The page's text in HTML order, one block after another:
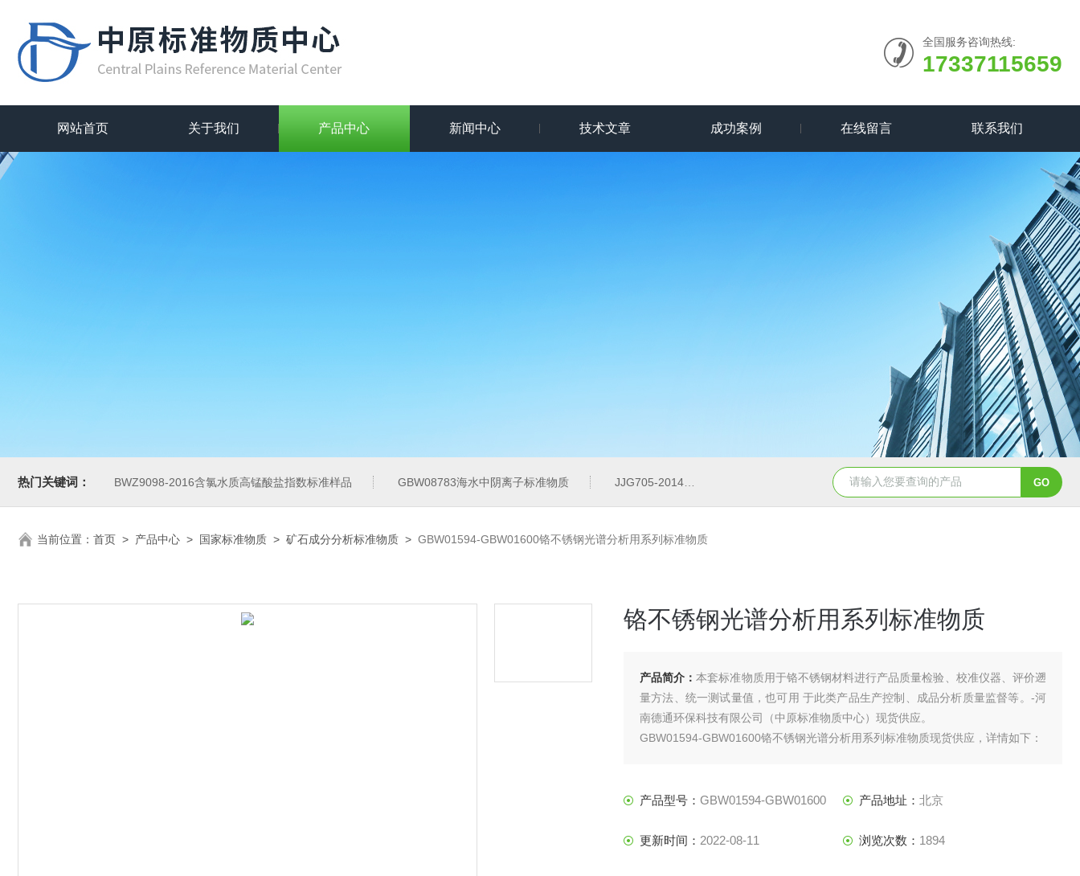
全国服务咨询热线:
17337115659
网站首页 关于我们 产品中心 新闻中心 技术文章 成功案例 在线留言 联系我们
热门关键词： BWZ9098-2016含氯水质高锰酸盐指数标准样品 GBW08783海水中阴离子标准物质 JJG705-2014液相色谱仪紫外检测线性范围标准溶液 QD11-41B磁铁精矿冶金标准样
当前位置： 首页 > 产品中心 > 国家标准物质 > 矿石成分分析标准物质 > GBW01594-GBW01600铬不锈钢光谱分析用系列标准物质
铬不锈钢光谱分析用系列标准物质
产品简介：本套标准物质用于铬不锈钢材料进行产品质量检验、校准仪器、评价遡
量方法、统一测试量值，也可用 于此类产品生产控制、成品分析质量监督等。-河
南德通环保科技有限公司（中原标准物质中心）现货供应。
GBW01594-GBW01600铬不锈钢光谱分析用系列标准物质现货供应，详情如下：
产品型号： GBW01594-GBW01600 产品地址： 北京
更新时间： 2022-08-11 浏览次数： 1894